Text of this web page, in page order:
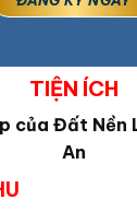
TIỆN ÍCH
của Đất Nền
An